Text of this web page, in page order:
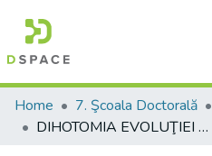
Communities & Collections
All of DSpace
Home 7. Şcoala Doctorală
DIHOTOMIA EVOLUŢIEI DANSULUI SCENIC ÎN CONTEXTUL ABORDĂRILOR SINCRONICE ŞI DIACRONICE